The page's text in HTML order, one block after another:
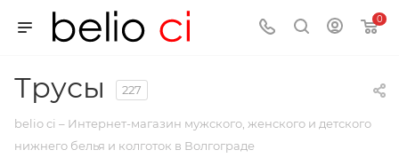
0
Трусы 227
belio ci – Интернет-магазин мужского, женского и детского
нижнего белья и колготок в Волгограде